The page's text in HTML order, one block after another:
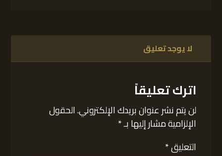
لا يوجد تعليق
اترك تعليقاً
لن يتم نشر عنوان بريدك الإلكتروني.الحقول
الإلزامية مشار إليها بـ*
التعليق*